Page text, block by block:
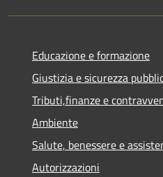
Educazione e formazione
Giustizia e sicurezza
Tributi,finanze e
Ambiente
Salute, benessere e
Autorizzazioni